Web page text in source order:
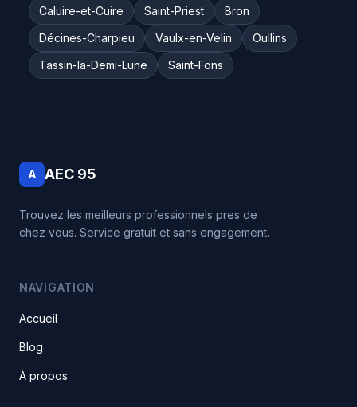
Caluire-et-Cuire
Saint-Priest
Bron
Décines-Charpieu
Vaulx-en-Velin
Oullins
Tassin-la-Demi-Lune
Saint-Fons
A AEC 95
Trouvez les meilleurs professionnels pres de
chez vous. Service gratuit et sans engagement.
NAVIGATION
Accueil
Blog
À propos